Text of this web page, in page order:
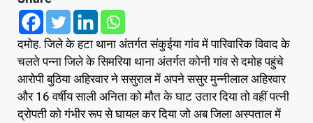
दमोह. जिले के हटा थाना अंतर्गत संकुईया गांव में पारिवारिक विवाद के
चलते पन्ना जिले के सिमरिया थाना अंतर्गत कोनी गांव से दमोह पहुंचे
आरोपी बुठिया अहिरवार ने ससुराल में अपने ससुर मुन्नीलाल अहिरवार
और 16 वर्षीय साली अनिता को मौत के घाट उतार दिया तो वहीं पत्नी
द्रोपती को गंभीर रूप से घायल कर दिया जो अब जिला अस्पताल में